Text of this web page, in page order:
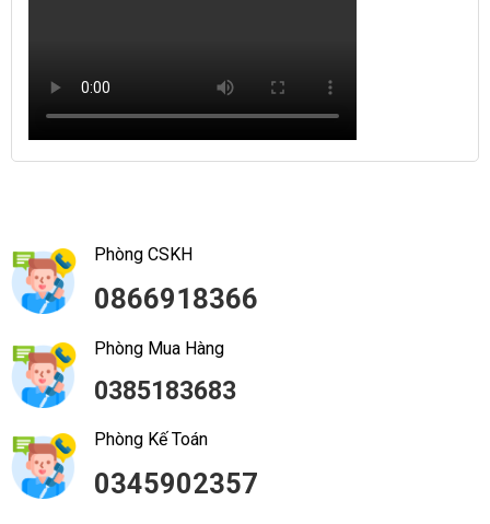
Phòng CSKH
0866918366
Phòng Mua Hàng
0385183683
Phòng Kế Toán
0345902357